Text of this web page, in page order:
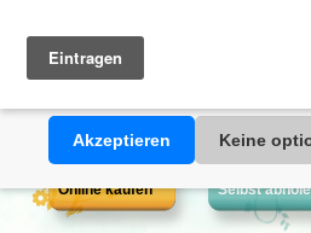
Diese Website verwendet
Webseite erklären Sie sich damit
Akzeptieren
Keine
Online kaufen Selbst